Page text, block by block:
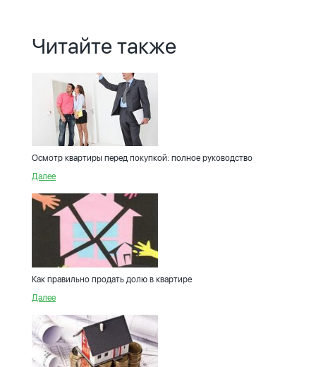
Читайте также
Осмотр квартиры перед покупкой: полное руководство
Далее
Как правильно продать долю в квартире
Далее